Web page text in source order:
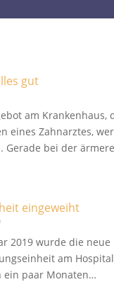
gut
am Krankenhaus,
eines Zahnarztes,
Gerade bei der
eingeweiht
2019 wurde die neue
am
ein paar Monaten…